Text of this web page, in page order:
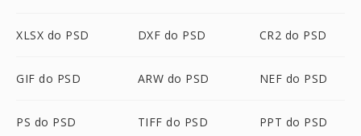
XLSX do PSD DXF do PSD CR2 do PSD
GIF do PSD ARW do PSD NEF do PSD
PS do PSD TIFF do PSD PPT do PSD